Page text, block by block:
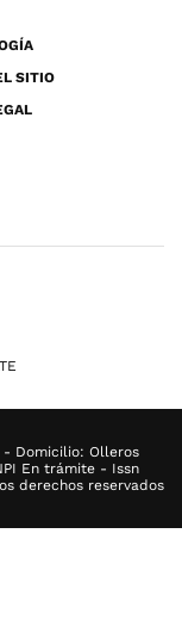
SITIO
Domicilio: Olleros
En trámite - Issn
derechos reservados